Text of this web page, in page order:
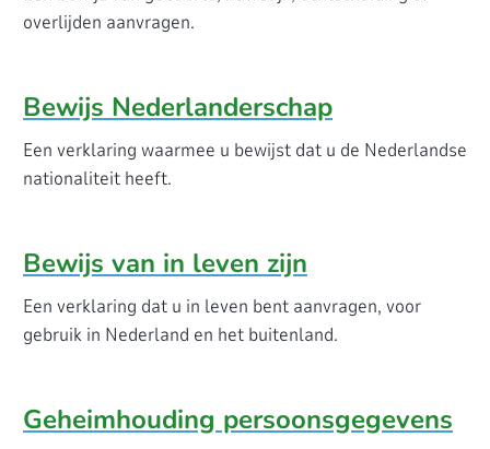
overlijden aanvragen.
Bewijs Nederlanderschap
Een verklaring waarmee u bewijst dat u de Nederlandse
nationaliteit heeft.
Bewijs van in leven zijn
Een verklaring dat u in leven bent aanvragen, voor
gebruik in Nederland en het buitenland.
Geheimhouding persoonsgegevens